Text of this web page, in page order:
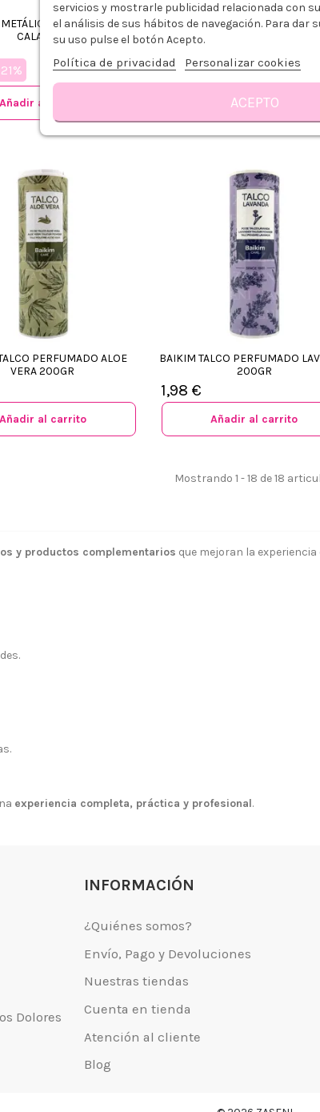
BARBER SHOP
CALAVERA
Añadir al carrito
PÓSTER METÁLICO BARBER
6,99 € -21%
Añadir al carrito
PERFUMADO ALOE
VERA 200GR
Añadir al carrito
BAIKIM TALCO PERFUMADO
200GR
1,98 €
Añadir al carrito
Mostrando 1 - 18 de 18
y productos complementarios que mejoran la
experiencia completa, práctica y profesional.
INFORMACIÓN
servicios y mostrarle publicidad relacionada con
el análisis de sus hábitos de navegación. Para dar
su uso pulse el botón Acepto.
Política de privacidad Personalizar cookies
ACEPTO